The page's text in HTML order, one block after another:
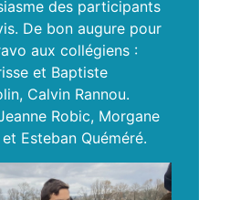
des participants
De bon augure pour
aux collégiens :
et Baptiste
Calvin Rannou.
Robic, Morgane
Esteban Quéméré.